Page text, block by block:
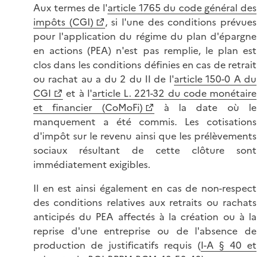
Aux termes de l'article 1765 du code général des
impôts (CGI)
, si l'une des conditions prévues
pour l'application du régime du plan d'épargne
en actions (PEA) n'est pas remplie, le plan est
clos dans les conditions définies en cas de retrait
ou rachat au a du 2 du II de l'article 150-0 A du
CGI
et à l'article L. 221-32 du code monétaire
et financier (CoMoFi)
à la date où le
manquement a été commis. Les cotisations
d'impôt sur le revenu ainsi que les prélèvements
sociaux résultant de cette clôture sont
immédiatement exigibles.
Il en est ainsi également en cas de non-respect
des conditions relatives aux retraits ou rachats
anticipés du PEA affectés à la création ou à la
reprise d'une entreprise ou de l'absence de
production de justificatifs requis (I-A § 40 et